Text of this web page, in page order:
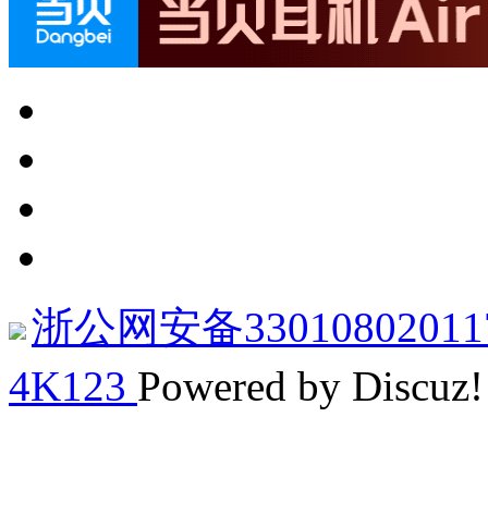
浙公网安备
4K123 Powered by